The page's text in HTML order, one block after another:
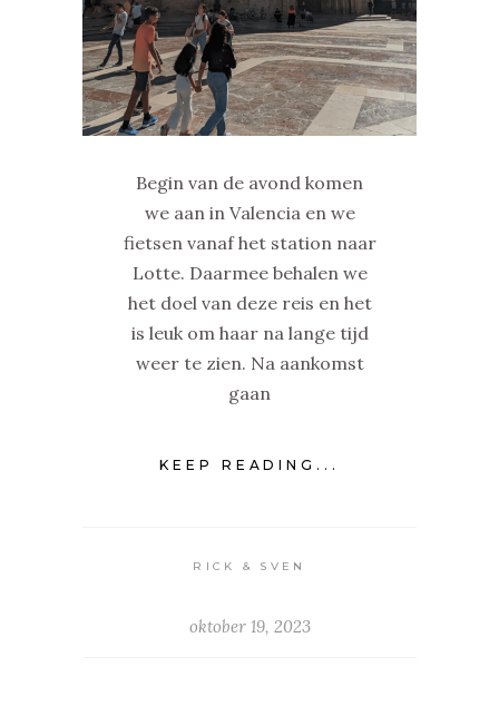
Begin van de avond komen
we aan in Valencia en we
fietsen vanaf het station naar
Lotte. Daarmee behalen we
het doel van deze reis en het
is leuk om haar na lange tijd
weer te zien. Na aankomst
gaan
KEEP READING...
RICK & SVEN
oktober 19, 2023